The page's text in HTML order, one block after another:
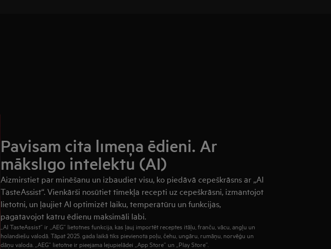
Pavisam cita līmeņa ēdieni. Ar
mākslīgo intelektu (AI)
Aizmirstiet par minēšanu un izbaudiet visu, ko piedāvā cepeškrāsns ar „AI
TasteAssist“. Vienkārši nosūtiet tīmekļa recepti uz cepeškrāsni, izmantojot
lietotni, un ļaujiet AI optimizēt laiku, temperatūru un funkcijas,
pagatavojot katru ēdienu maksimāli labi.
„AI TasteAssist“ ir „AEG“ lietotnes funkcija, kas ļauj importēt receptes itāļu, franču, vācu, angļu un
holandiešu valodā. Tāpat 2025. gada laikā tiks pievienota poļu, čehu, ungāru, rumāņu, norvēģu un
dāņu valoda. „AEG“ lietotne ir pieejama lejupielādei „App Store“ un „Play Store“.